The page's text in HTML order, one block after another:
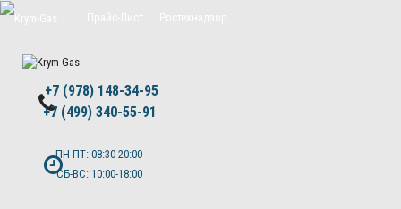
Политика конфиденциальности
+7 (978) 148-34-95
+7 (499) 340-55-91 ​
ПН-ПТ: 08:30-20:00
СБ-ВС: 10:00-18:00